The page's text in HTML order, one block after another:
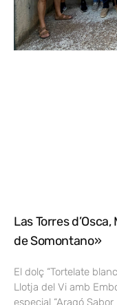
Las Torres
de Somontano»
El dolç “Tortelate
Llotja del Vi amb
especial “Aragó Sabor